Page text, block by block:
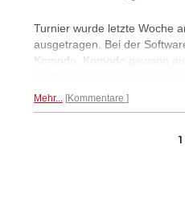
Turnier wurde letzte Woche
ausgetragen. Bei der
Komodo. Komodo gewann
Mehr... Kommentare
1